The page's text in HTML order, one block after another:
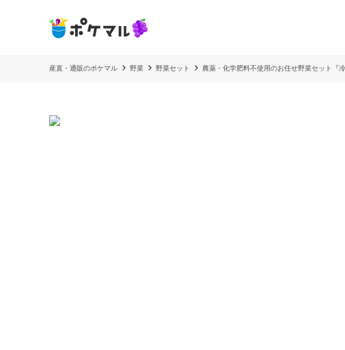
産直・通販のポケマル 野菜 野菜セット 農薬・化学肥料不使用のお任せ野菜セット『冷